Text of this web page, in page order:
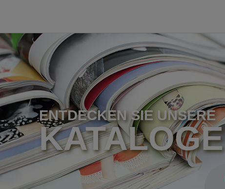
ENTDECKEN SIE UNSERE
KATALOGE